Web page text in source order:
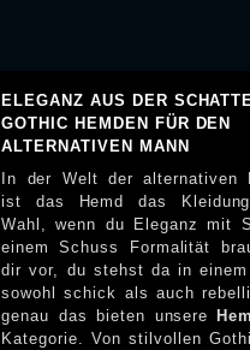
ELEGANZ AUS DER
GOTHIC HEMDEN FÜR DEN
ALTERNATIVEN MANN
In der Welt der alternativen
ist das Hemd das
Wahl, wenn du Eleganz mit
einem Schuss Formalität brauchst. Stell
dir vor, du stehst da in
sowohl schick als auch
genau das bieten unsere
Kategorie. Von stilvollen